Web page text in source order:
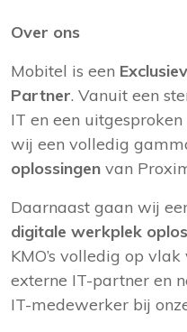
Over ons
Mobitel is een
Partner. Vanuit een
IT en een
wij een volledig
oplossingen van
Daarnaast gaan wij
digitale werkplek
KMO’s volledig op
externe IT-partner en
IT-medewerker bij